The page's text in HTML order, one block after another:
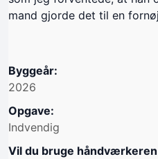
mand gjorde det til en
Byggeår:
2026
Opgave:
Indvendig
Vil du bruge